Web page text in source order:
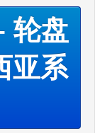
轮盘
亚系